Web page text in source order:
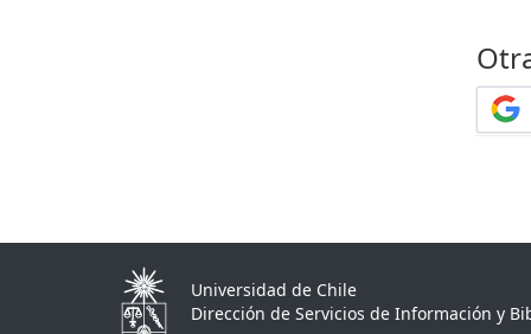
Universidad de Chile
Dirección de Servicios de Información y